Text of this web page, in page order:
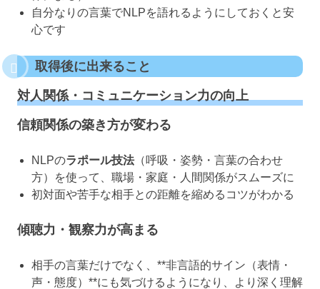
自分なりの言葉でNLPを語れるようにしておくと安
心です
取得後に出来ること
対人関係・コミュニケーション力の向上
信頼関係の築き方が変わる
NLPのラポール技法（呼吸・姿勢・言葉の合わせ
方）を使って、職場・家庭・人間関係がスムーズに
初対面や苦手な相手との距離を縮めるコツがわかる
傾聴力・観察力が高まる
相手の言葉だけでなく、**非言語的サイン（表情・
声・態度）**にも気づけるようになり、より深く理解